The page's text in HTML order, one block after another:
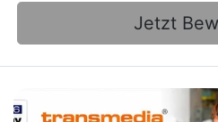
Jetzt